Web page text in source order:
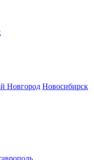
Новгород Новосибирск